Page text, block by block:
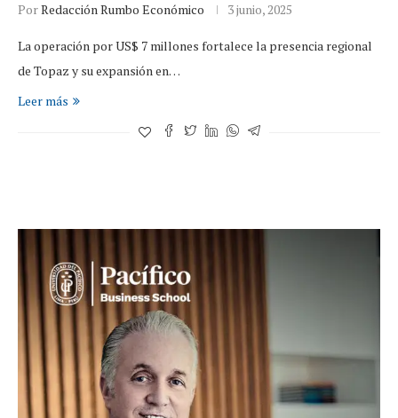
PorRedacción Rumbo Económico 3 junio, 2025
La operación por US$ 7 millones fortalece la presencia regional
de Topaz y su expansión en…
Leer más